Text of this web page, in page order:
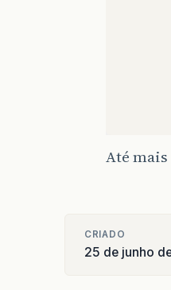
Até mais
CRIADO
25 de junho